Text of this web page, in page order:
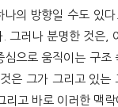
나의 방향일 수도 있
그러나 분명한 것은,
심으로 움직이는 구조
은 그가 그리고 있는
리고 바로 이러한 맥